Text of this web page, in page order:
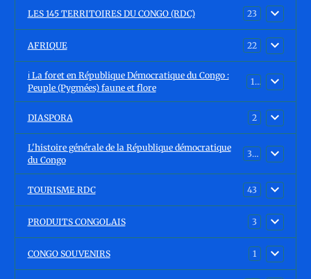
LES 145 TERRITOIRES DU CONGO (RDC) 23
AFRIQUE 22
ℹ️ La foret en République Démocratique du Congo :
Peuple (Pygmées) faune et flore
15
DIASPORA 2
L'histoire générale de la République démocratique
du Congo
30
TOURISME RDC 43
PRODUITS CONGOLAIS 3
CONGO SOUVENIRS 1